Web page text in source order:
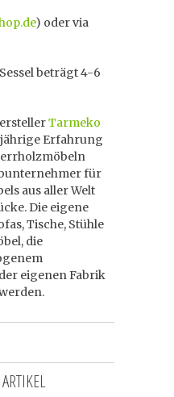
) oder via
beträgt 4-6
Tarmeko
Erfahrung
für
aus aller Welt
Die eigene
Tische, Stühle
die
eigenen Fabrik